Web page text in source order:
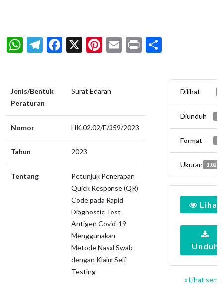
WhatsApp
Telegram
Facebook
X Pinterest
Email
Print
Jenis/Bentuk
Peraturan
Surat Edaran
Nomor HK.02.02/E/359/2023
Tahun 2023
Tentang
Petunjuk Penerapan
Quick Response (QR)
Code pada Rapid
Diagnostic Test
Antigen Covid-19
Menggunakan
Metode Nasal Swab
dengan Klaim Self
Testing
Dilihat
Diunduh
Format
Ukuran 1.02
Lihat
Unduh
« Lihat